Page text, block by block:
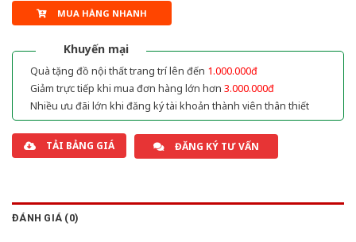
MUA HÀNG NHANH
Khuyến mại
Quà tặng đồ nội thất trang trí lên đến 1.000.000đ
Giảm trực tiếp khi mua đơn hàng lớn hơn 3.000.000đ
Nhiều ưu đãi lớn khi đăng ký tài khoản thành viên thân thiết
TẢI BẢNG GIÁ ĐĂNG KÝ TƯ VẤN
ĐÁNH GIÁ (0)